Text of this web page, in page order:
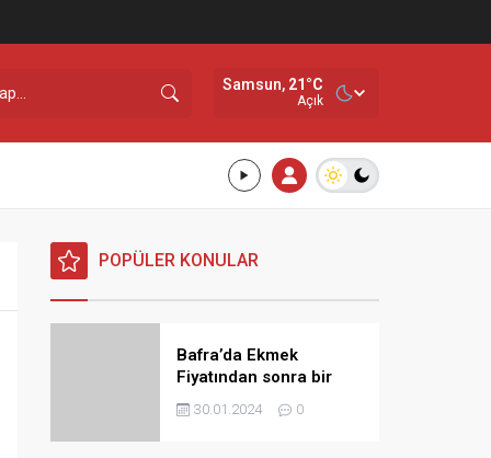
Samsun, 21 °C
Açık
POPÜLER KONULAR
Bafra’da Ekmek
Fiyatından sonra bir
Zamda Dolmuş
Ücretlerine
30.01.2024 0